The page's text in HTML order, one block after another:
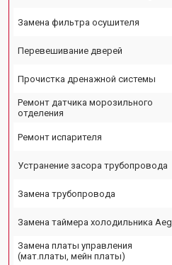
Замена фильтра осушителя
Перевешивание дверей
Прочистка дренажной системы
Ремонт датчика морозильного
отделения
Ремонт испарителя
Устранение засора трубопровода
Замена трубопровода
Замена таймера холодильника Aeg
Замена платы управления
(мат.платы, мейн платы)